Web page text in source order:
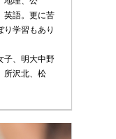
英語。更に苦
学習もあり
子、明大中野
所沢北、松